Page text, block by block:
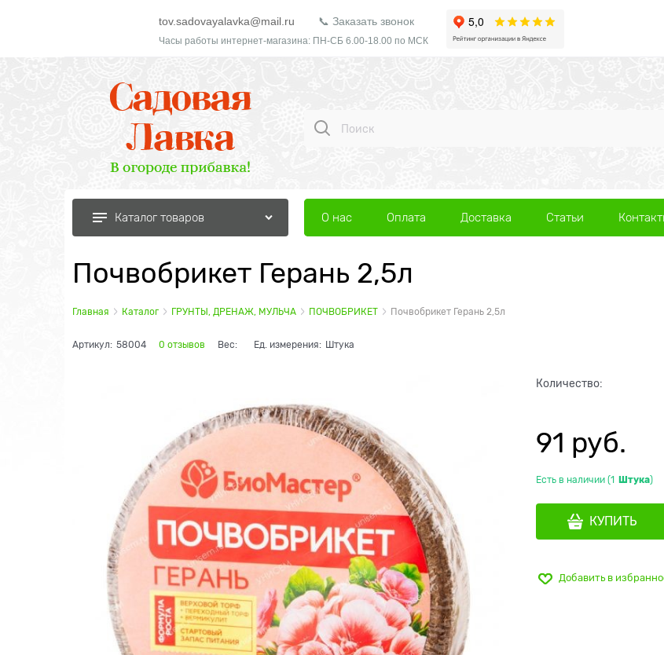
tov.sadovayalavka@mail.ru 📞 Заказать звонок
Часы работы интернет-магазина: ПН-СБ 6.00-18.00 по МСК
Каталог товаров О нас Оплата Доставка Статьи
Почвобрикет Герань 2,5л
Главная Каталог ГРУНТЫ, ДРЕНАЖ, МУЛЬЧА ПОЧВОБРИКЕТ Почвобрикет Герань 2,5л
Артикул: 58004 0 отзывов Вес: Ед. измерения: Штука
Количество:
91 руб.
Есть в наличии (1 Штука)
КУПИТЬ
Добавить в